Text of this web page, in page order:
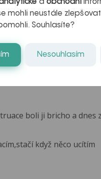
kteří
boli ji bricho a dnes
když něco ucítím
a obchodní
mohli neustále
Souhlasíte?
Nesouhlasím